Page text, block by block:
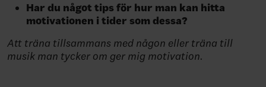
Har du något tips för hur man kan hitta
motivationen i tider som dessa?
Att träna tillsammans med någon eller träna till
musik man tycker om ger mig motivation.